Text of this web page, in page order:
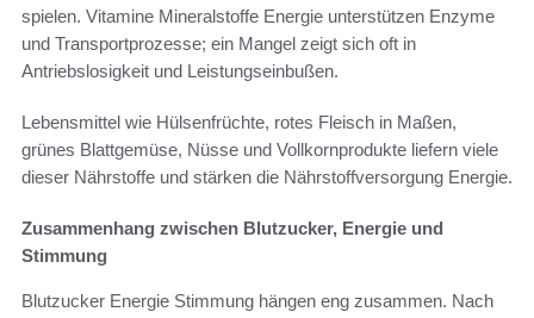
spielen. Vitamine Mineralstoffe Energie unterstützen Enzyme
und Transportprozesse; ein Mangel zeigt sich oft in
Antriebslosigkeit und Leistungseinbußen.
Lebensmittel wie Hülsenfrüchte, rotes Fleisch in Maßen,
grünes Blattgemüse, Nüsse und Vollkornprodukte liefern viele
dieser Nährstoffe und stärken die Nährstoffversorgung Energie.
Zusammenhang zwischen Blutzucker, Energie und
Stimmung
Blutzucker Energie Stimmung hängen eng zusammen. Nach